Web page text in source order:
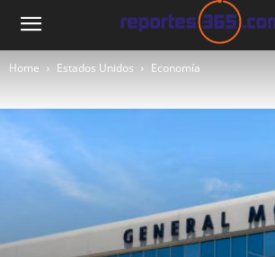
Home Estados Unidos Economía